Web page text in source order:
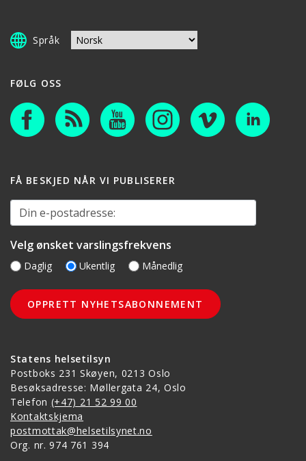
Språk
Statens helsetilsyn
Postboks 231 Skøyen, 0213 Oslo
Besøksadresse: Møllergata 24, Oslo
Telefon (+47) 21 52 99 00
Kontaktskjema
postmottak@helsetilsynet.no
Org. nr. 974 761 394
FØLG OSS
FÅ BESKJED NÅR VI PUBLISERER
Din e-postadresse:
Velg ønsket varslingsfrekvens
Daglig Ukentlig Månedlig